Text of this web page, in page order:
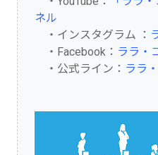
ネル
・インスタグラム ：
・Facebook： ララ・
・公式ライン： ララ